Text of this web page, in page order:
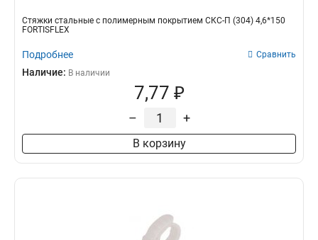
Стяжки стальные с полимерным покрытием СКС-П (304) 4,6*150
FORTISFLEX
Подробнее Сравнить
Наличие: В наличии
7,77 ₽
– +
В корзину